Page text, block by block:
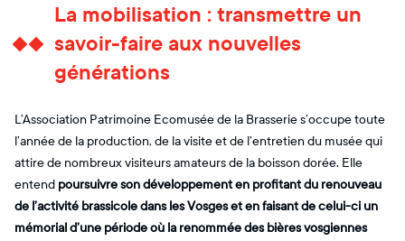
La mobilisation : transmettre un
savoir-faire aux nouvelles
générations
L’Association Patrimoine Ecomusée de la Brasserie s’occupe toute
l’année de la production, de la visite et de l’entretien du musée qui
attire de nombreux visiteurs amateurs de la boisson dorée. Elle
entend poursuivre son développement en profitant du renouveau
de l’activité brassicole dans les Vosges et en faisant de celui-ci un
mémorial d’une période où la renommée des bières vosgiennes